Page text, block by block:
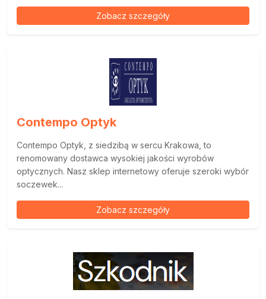
Zobacz szczegóły
Contempo Optyk
Contempo Optyk, z siedzibą w sercu Krakowa, to
renomowany dostawca wysokiej jakości wyrobów
optycznych. Nasz sklep internetowy oferuje szeroki wybór
soczewek...
Zobacz szczegóły